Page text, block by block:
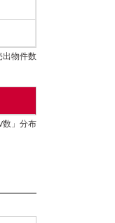
物件数
数」分布